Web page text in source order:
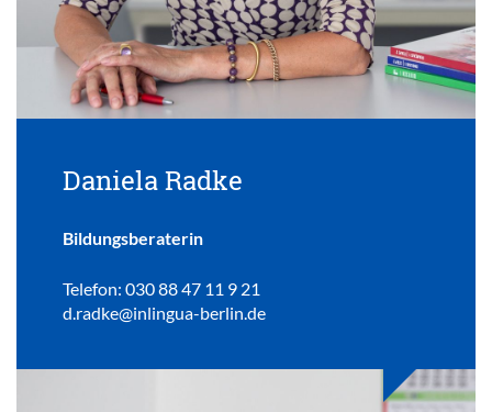
Daniela Radke
Bildungsberaterin
Telefon: 030 88 47 11 9 21
d.radke@inlingua-berlin.de